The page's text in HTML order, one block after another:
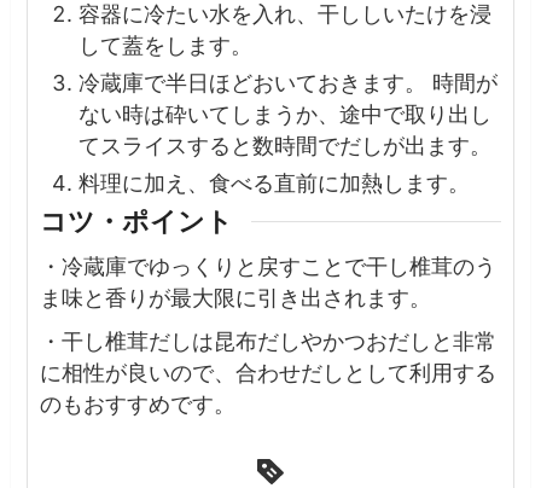
容器に冷たい水を入れ、干ししいたけを浸
して蓋をします。
冷蔵庫で半日ほどおいておきます。 時間が
ない時は砕いてしまうか、途中で取り出し
てスライスすると数時間でだしが出ます。
料理に加え、食べる直前に加熱します。
コツ・ポイント
・冷蔵庫でゆっくりと戻すことで干し椎茸のう
ま味と香りが最大限に引き出されます。
・干し椎茸だしは昆布だしやかつおだしと非常
に相性が良いので、合わせだしとして利用する
のもおすすめです。